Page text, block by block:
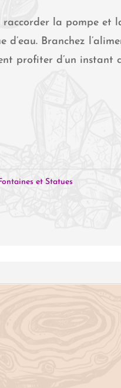
la pompe et
Branchez
profiter d’un instant
et Statues